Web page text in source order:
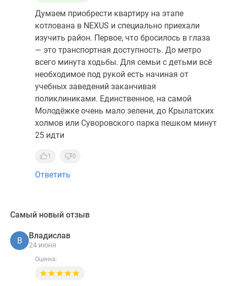
Думаем приобрести квартиру на этапе
котлована в NEXUS и специально приехали
изучить район. Первое, что бросилось в глаза
— это транспортная доступность. До метро
всего минута ходьбы. Для семьи с детьми всё
необходимое под рукой есть начиная от
учебных заведений заканчивая
поликлиниками. Единственное, на самой
Молодёжке очень мало зелени, до Крылатских
холмов или Суворовского парка пешком минут
25 идти
1 0
Ответить
Самый новый отзыв
В
Владислав
24 июня
Оценка: